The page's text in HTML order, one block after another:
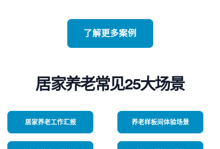
了解更多案例
居家养老常见25大场景
居家养老工作汇报 养老样板间体验场景